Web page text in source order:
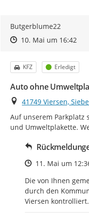
Butgerblume22
Zeitpunkt des
Zeitpunkt des
10. Mai um 16:42Zur
Kategorie
KFZ Status
Erledigt
Auto ohne
Ort
41749 Viersen,
Auf unserem Parkplatz
und Umweltplakette.
Zeitpunkt des
11. Mai um
Die von Ihnen
durch den
Viersen kontrolliert.